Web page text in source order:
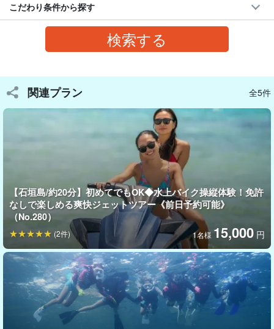
おすすめスポットも充実
お好きな石垣島の海スポットへご案内します。
「行きたい場所が決まってない…」という方も大丈夫です！経験
豊富なガイドがその日の海況に合わせて、
ベストなスポットをご
します。
・竹富島
・伊原間
・御神崎岬
・嘉弥真島付近
・ウミガメポイント
こだわり条件から探す
関連プラン 全5件
【石垣島/約20分】初めてでもOK◆水上バイク操縦体験！免許
なしで楽しめる爽快ジェットツアー《前日予約可能》
（No.280）
1名様 15,000 円
(2件)